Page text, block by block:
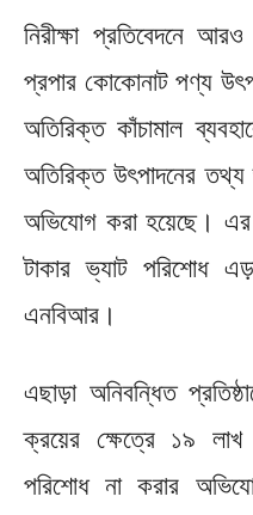
নিরীক্ষা প্রতিবেদনে
প্রপার কোকোনাট পণ্য
অতিরিক্ত কাঁচামাল
অতিরিক্ত উৎপাদনের তথ্য
অভিযোগ করা হয়েছে।
টাকার ভ্যাট পরিশোধ
এনবিআর।
এছাড়া অনিবন্ধিত
ক্রয়ের ক্ষেত্রে ১৯
পরিশোধ না করার